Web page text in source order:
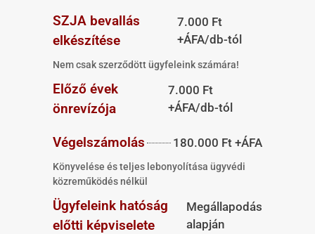
SZJA bevallás
elkészítése
7.000 Ft
+ÁFA/db-tól
Nem csak szerződött ügyfeleink számára!
Előző évek
önrevízója
7.000 Ft
+ÁFA/db-tól
Végelszámolás 180.000 Ft +ÁFA
Könyvelése és teljes lebonyolítása ügyvédi
közreműködés nélkül
Ügyfeleink hatóság
előtti képviselete
Megállapodás
alapján